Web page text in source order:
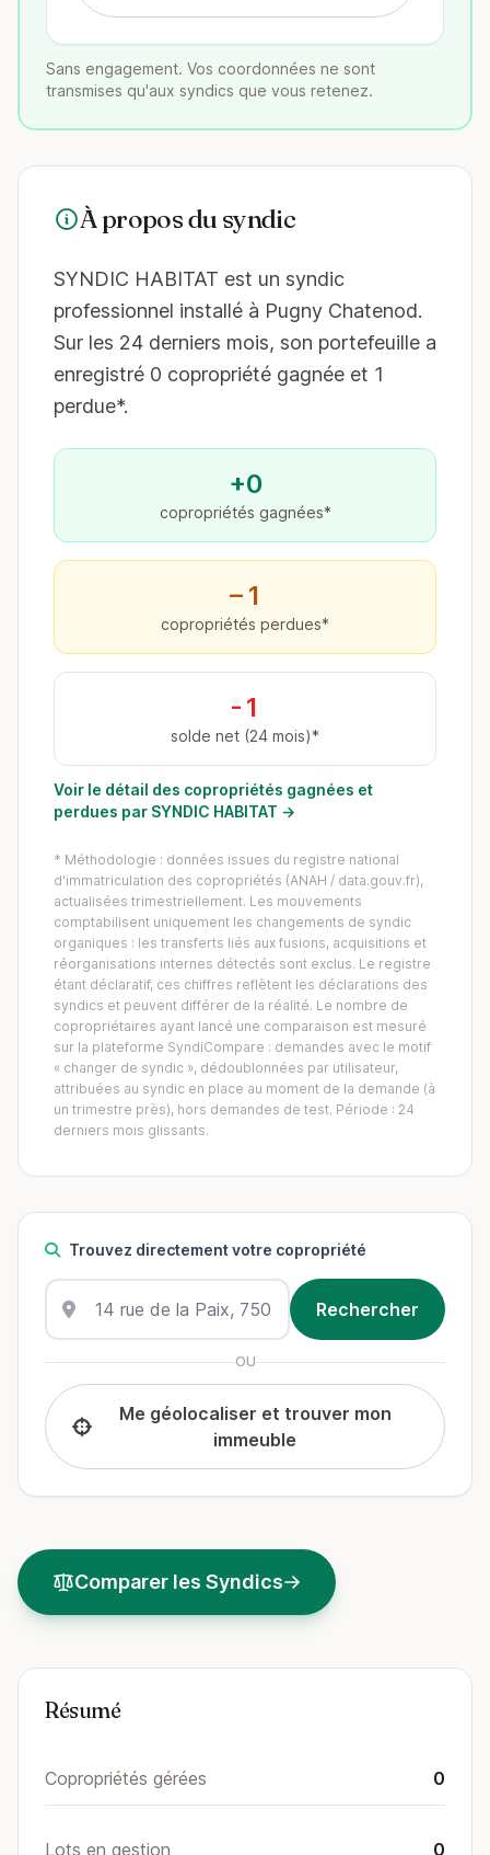
Sans engagement. Vos coordonnées ne sont
transmises qu'aux syndics que vous retenez.
À propos du syndic
SYNDIC HABITAT est un syndic
professionnel installé à Pugny Chatenod.
Sur les 24 derniers mois, son portefeuille a
enregistré 0 copropriété gagnée et 1
perdue*.
+0
copropriétés gagnées*
−1
copropriétés perdues*
-1
solde net (24 mois)*
Voir le détail des copropriétés gagnées et
perdues par SYNDIC HABITAT →
* Méthodologie : données issues du registre national
d'immatriculation des copropriétés (ANAH / data.gouv.fr),
actualisées trimestriellement. Les mouvements
comptabilisent uniquement les changements de syndic
organiques : les transferts liés aux fusions, acquisitions et
réorganisations internes détectés sont exclus. Le registre
étant déclaratif, ces chiffres reflètent les déclarations des
syndics et peuvent différer de la réalité. Le nombre de
copropriétaires ayant lancé une comparaison est mesuré
sur la plateforme SyndiCompare : demandes avec le motif
« changer de syndic », dédoublonnées par utilisateur,
attribuées au syndic en place au moment de la demande (à
un trimestre près), hors demandes de test. Période : 24
derniers mois glissants.
Trouvez directement votre copropriété
OU
Me géolocaliser et trouver mon
immeuble
Comparer les Syndics
Résumé
Copropriétés gérées 0
Lots en gestion 0